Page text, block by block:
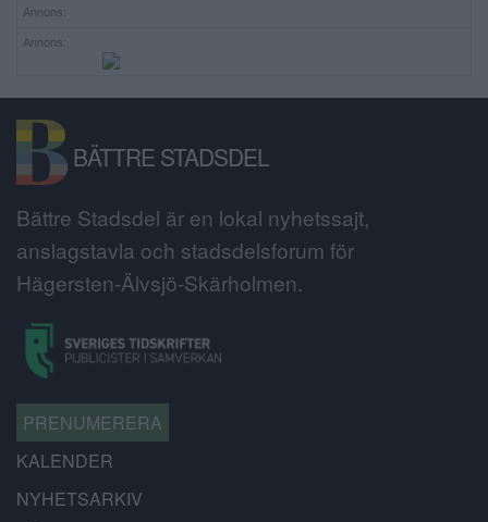
Annons:
Annons:
BÄTTRE STADSDEL
Bättre Stadsdel är en lokal nyhetssajt,
anslagstavla och stadsdelsforum för
Hägersten-Älvsjö-Skärholmen.
PRENUMERERA
KALENDER
NYHETSARKIV